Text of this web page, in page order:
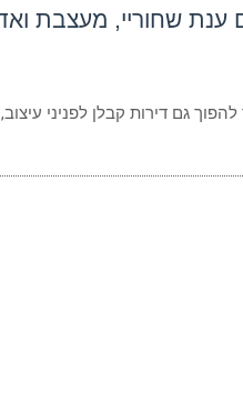
שחוריי, מעצבת
גם דירות קבלן לפניני עיצוב,